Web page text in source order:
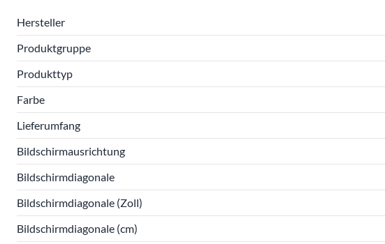
Hersteller
Produktgruppe
Produkttyp
Farbe
Lieferumfang
Bildschirmausrichtung
Bildschirmdiagonale
Bildschirmdiagonale (Zoll)
Bildschirmdiagonale (cm)